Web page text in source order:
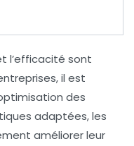
l’efficacité sont
il est
des
adaptées, les
améliorer leur